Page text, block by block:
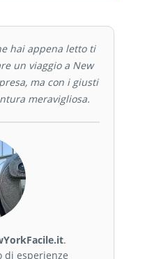
hai appena letto ti
un viaggio a New
ma con i giusti
meravigliosa.
.
di esperienze